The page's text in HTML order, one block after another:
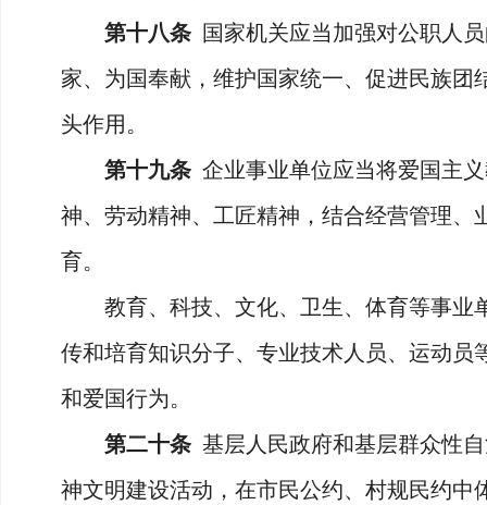
第十八条 国家机关应当加强对公职人
家、为国奉献，维护国家统一、促进民族
头作用。
第十九条 企业事业单位应当将爱国主
神、劳动精神、工匠精神，结合经营管理
育。
教育、科技、文化、卫生、体育等事业
传和培育知识分子、专业技术人员、运动
和爱国行为。
第二十条 基层人民政府和基层群众性
神文明建设活动，在市民公约、村规民约